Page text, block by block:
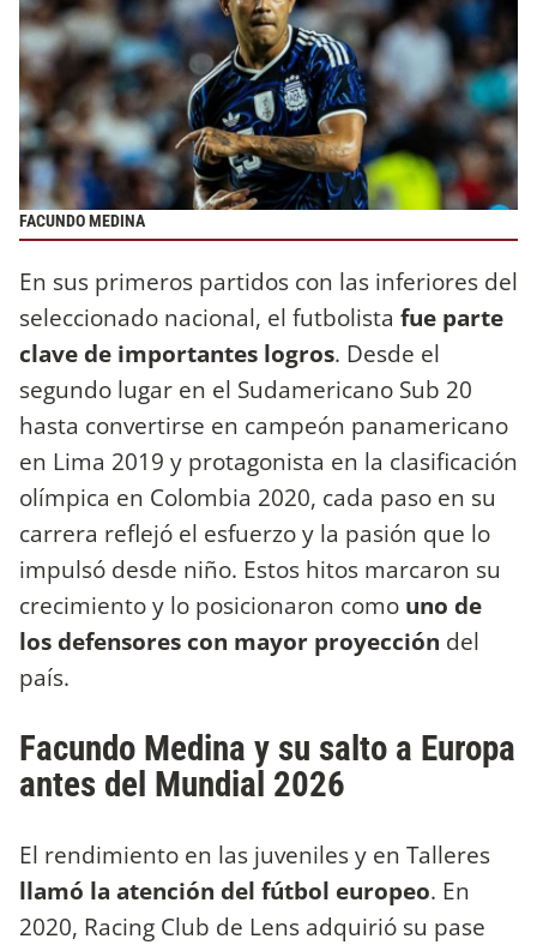
FACUNDO MEDINA
En sus primeros partidos con las inferiores del
seleccionado nacional, el futbolista fue parte
clave de importantes logros. Desde el
segundo lugar en el Sudamericano Sub 20
hasta convertirse en campeón panamericano
en Lima 2019 y protagonista en la clasificación
olímpica en Colombia 2020, cada paso en su
carrera reflejó el esfuerzo y la pasión que lo
impulsó desde niño. Estos hitos marcaron su
crecimiento y lo posicionaron como uno de
los defensores con mayor proyección del
país.
Facundo Medina y su salto a Europa
antes del Mundial 2026
El rendimiento en las juveniles y en Talleres
llamó la atención del fútbol europeo. En
2020, Racing Club de Lens adquirió su pase